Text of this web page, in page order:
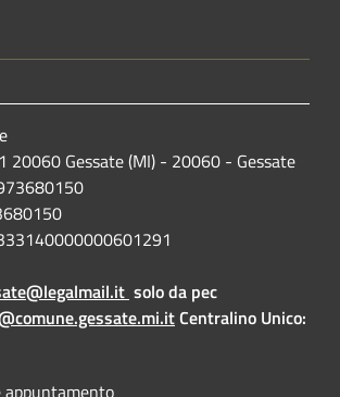
20060 Gessate (MI) - 20060 - Gessate
solo da pec
Centralino Unico:
appuntamento